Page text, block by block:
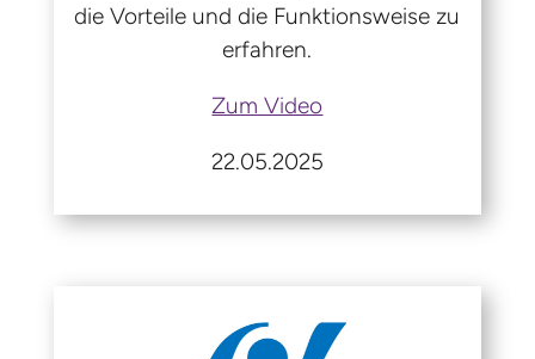
die Vorteile und die Funktionsweise zu
erfahren.
Zum Video
22.05.2025